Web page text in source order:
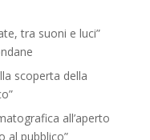
tra suoni e luci”
scoperta della
all’aperto
al pubblico”